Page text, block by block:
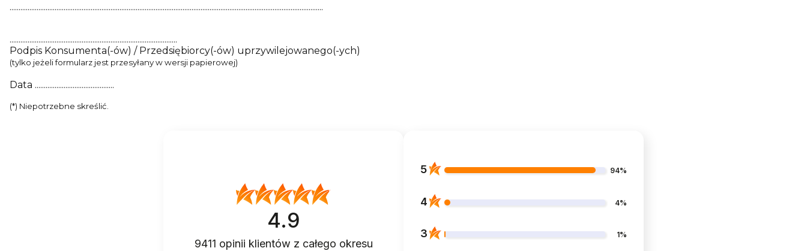
..............................................................................................................................................................................
.............................................................................................
Podpis Konsumenta(-ów) / Przedsiębiorcy(-ów) uprzywilejowanego(-ych)
(tylko jeżeli formularz jest przesyłany w wersji papierowej)
Data ............................................
(*) Niepotrzebne skreślić.
4.9
9411 opinii klientów z całego okresu
5 94%
4 4%
3 1%